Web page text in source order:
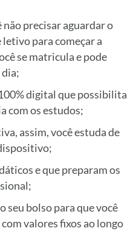
precisar aguardar o
para começar a
se matricula e pode
digital que possibilita
com os estudos;
assim, você estuda de
e que preparam os
seu bolso para que você
valores fixos ao longo